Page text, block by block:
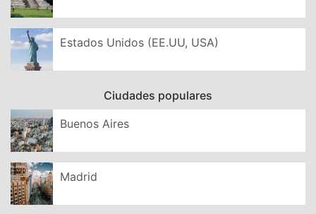
Estados Unidos (EE.UU, USA)
Ciudades populares
Buenos Aires
Madrid